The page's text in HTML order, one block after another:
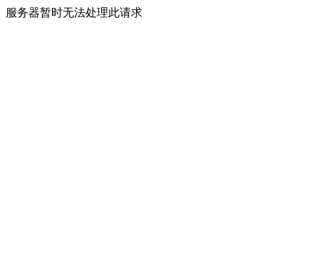
服务器暂时无法处理此请求